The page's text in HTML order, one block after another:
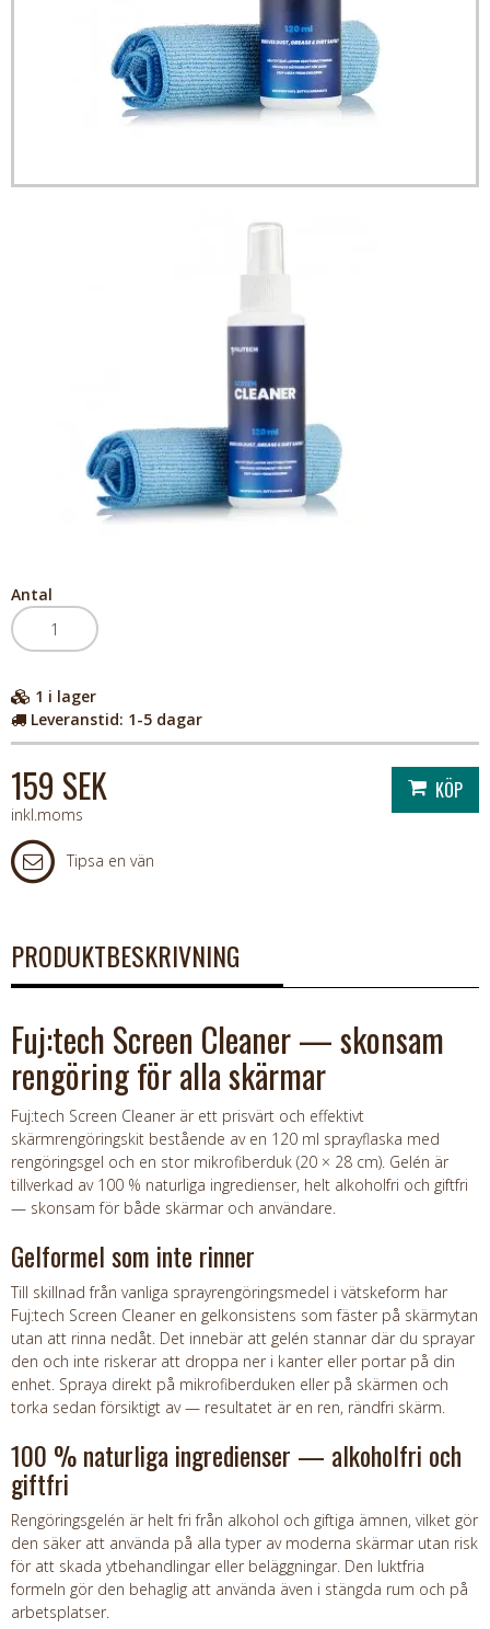
Antal
1 i lager
Leveranstid: 1-5 dagar
159 SEK
inkl.moms
Tipsa en vän
PRODUKTBESKRIVNING
Fuj:tech Screen Cleaner — skonsam
rengöring för alla skärmar
Fuj:tech Screen Cleaner är ett prisvärt och effektivt
skärmrengöringskit bestående av en 120 ml sprayflaska med
rengöringsgel och en stor mikrofiberduk (20 × 28 cm). Gelén är
tillverkad av 100 % naturliga ingredienser, helt alkoholfri och giftfri
— skonsam för både skärmar och användare.
Gelformel som inte rinner
Till skillnad från vanliga sprayrengöringsmedel i vätskeform har
Fuj:tech Screen Cleaner en gelkonsistens som fäster på skärmytan
utan att rinna nedåt. Det innebär att gelén stannar där du sprayar
den och inte riskerar att droppa ner i kanter eller portar på din
enhet. Spraya direkt på mikrofiberduken eller på skärmen och
torka sedan försiktigt av — resultatet är en ren, rändfri skärm.
100 % naturliga ingredienser — alkoholfri och
giftfri
Rengöringsgelén är helt fri från alkohol och giftiga ämnen, vilket gör
den säker att använda på alla typer av moderna skärmar utan risk
för att skada ytbehandlingar eller beläggningar. Den luktfria
formeln gör den behaglig att använda även i stängda rum och på
arbetsplatser.